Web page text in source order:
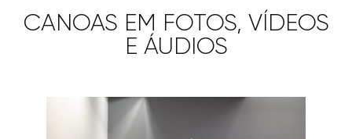
CANOAS EM FOTOS, VÍDEOS
E ÁUDIOS